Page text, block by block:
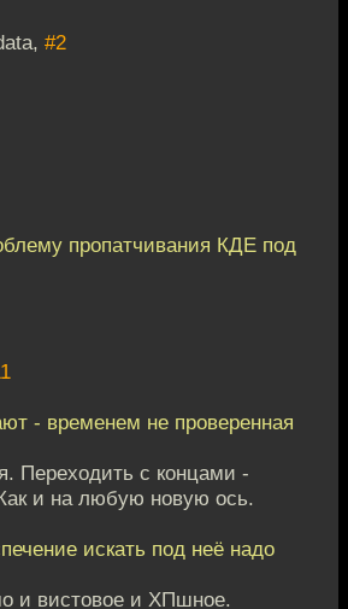
#2
пропатчивания КДЕ под
- временем не проверенная
Переходить с концами -
и на любую новую ось.
искать под неё надо
и вистовое и ХПшное.